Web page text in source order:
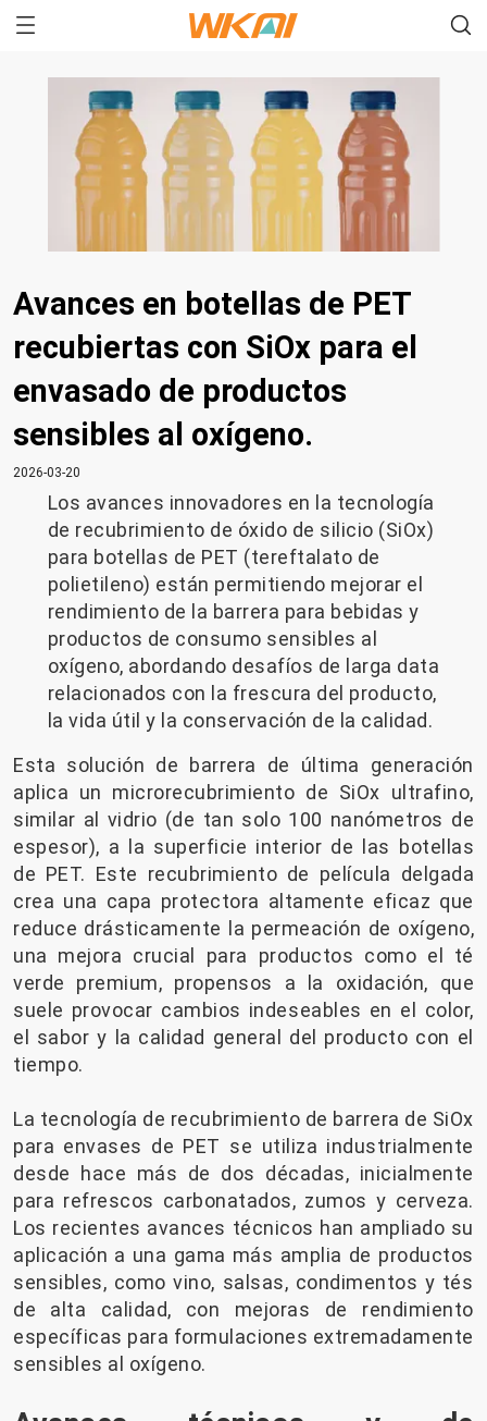
Avances en botellas de PET
recubiertas con SiOx para el
envasado de productos
sensibles al oxígeno.
2026-03-20
Los avances innovadores en la tecnología
de recubrimiento de óxido de silicio (SiOx)
para botellas de PET (tereftalato de
polietileno) están permitiendo mejorar el
rendimiento de la barrera para bebidas y
productos de consumo sensibles al
oxígeno, abordando desafíos de larga data
relacionados con la frescura del producto,
la vida útil y la conservación de la calidad.
Esta solución de barrera de última generación
aplica un microrecubrimiento de SiOx ultrafino,
similar al vidrio (de tan solo 100 nanómetros de
espesor), a la superficie interior de las botellas
de PET. Este recubrimiento de película delgada
crea una capa protectora altamente eficaz que
reduce drásticamente la permeación de oxígeno,
una mejora crucial para productos como el té
verde premium, propensos a la oxidación, que
suele provocar cambios indeseables en el color,
el sabor y la calidad general del producto con el
tiempo.
La tecnología de recubrimiento de barrera de SiOx
para envases de PET se utiliza industrialmente
desde hace más de dos décadas, inicialmente
para refrescos carbonatados, zumos y cerveza.
Los recientes avances técnicos han ampliado su
aplicación a una gama más amplia de productos
sensibles, como vino, salsas, condimentos y tés
de alta calidad, con mejoras de rendimiento
específicas para formulaciones extremadamente
sensibles al oxígeno.